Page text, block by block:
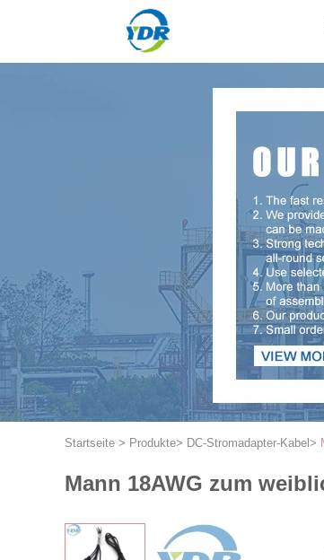
Startseite > Produkte> DC-Stromadapter-Kabel >
Mann 18AWG zum